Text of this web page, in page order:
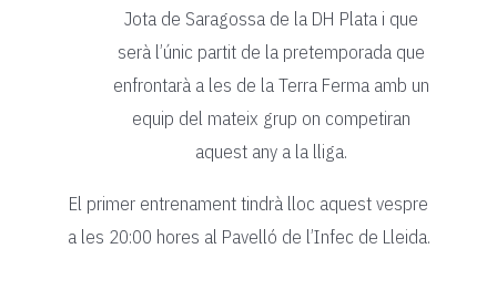
Jota de Saragossa de la DH Plata i que
serà l’únic partit de la pretemporada que
enfrontarà a les de la Terra Ferma amb un
equip del mateix grup on competiran
aquest any a la lliga.
El primer entrenament tindrà lloc aquest vespre
a les 20:00 hores al Pavelló de l’Infec de Lleida.